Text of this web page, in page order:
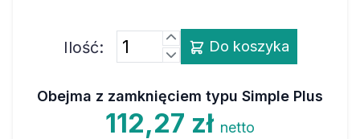
Ilość: Do koszyka
Obejma z zamknięciem typu Simple Plus
112,27 zł netto